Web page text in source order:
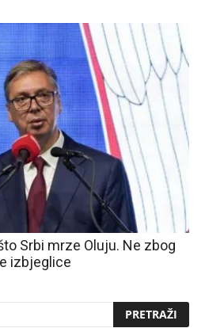
Srbi mrze Oluju. Ne zbog
izbjeglice